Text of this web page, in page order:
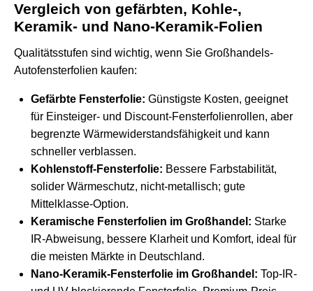
Vergleich von gefärbten, Kohle-,
Keramik- und Nano-Keramik-Folien
Qualitätsstufen sind wichtig, wenn Sie Großhandels-
Autofensterfolien kaufen:
Gefärbte Fensterfolie: Günstigste Kosten, geeignet
für Einsteiger- und Discount-Fensterfolienrollen, aber
begrenzte Wärmewiderstandsfähigkeit und kann
schneller verblassen.
Kohlenstoff-Fensterfolie: Bessere Farbstabilität,
solider Wärmeschutz, nicht-metallisch; gute
Mittelklasse-Option.
Keramische Fensterfolien im Großhandel: Starke
IR-Abweisung, bessere Klarheit und Komfort, ideal für
die meisten Märkte in Deutschland.
Nano-Keramik-Fensterfolie im Großhandel: Top-IR-